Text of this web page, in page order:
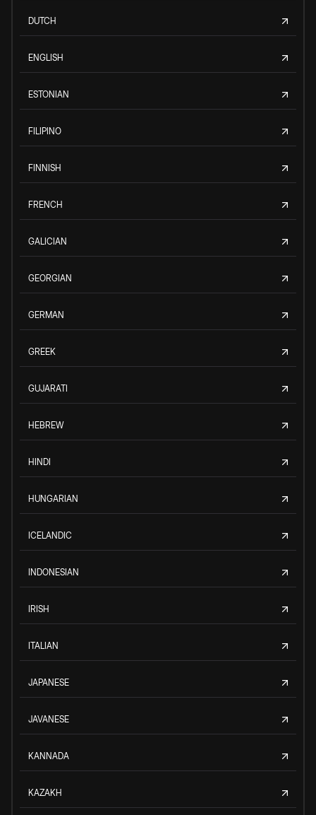
DUTCH
ENGLISH
ESTONIAN
FILIPINO
FINNISH
FRENCH
GALICIAN
GEORGIAN
GERMAN
GREEK
GUJARATI
HEBREW
HINDI
HUNGARIAN
ICELANDIC
INDONESIAN
IRISH
ITALIAN
JAPANESE
JAVANESE
KANNADA
KAZAKH